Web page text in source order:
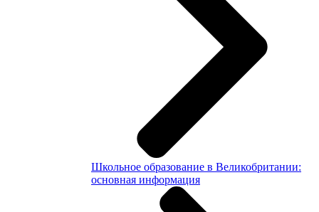
Школьное образование в Великобритании:
основная информация